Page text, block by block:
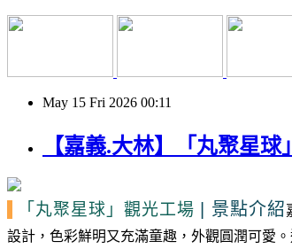
May 15 Fri 2026 00:11
【嘉義.大林】「丸聚星
「丸聚星球」 觀光工場 | 景點介紹
設計，色彩鮮明又充滿童趣，外觀圓潤可愛